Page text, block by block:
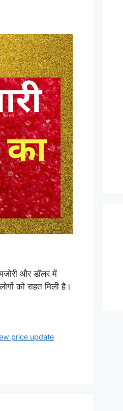
और डॉलर में
को राहत मिली है।
price update